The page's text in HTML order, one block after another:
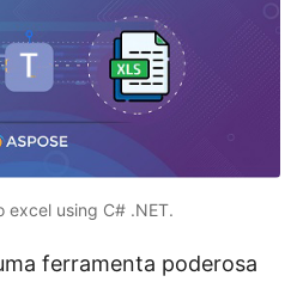
excel using C# .NET.
ferramenta poderosa